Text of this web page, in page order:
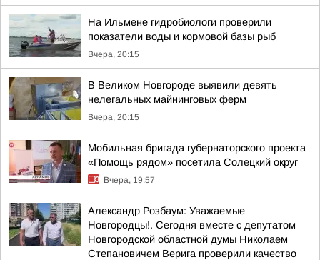
На Ильмене гидробиологи проверили
показатели воды и кормовой базы рыб
Вчера, 20:15
В Великом Новгороде выявили девять
нелегальных майнинговых ферм
Вчера, 20:15
Мобильная бригада губернаторского проекта
«Помощь рядом» посетила Солецкий округ
Вчера, 19:57
Александр Розбаум: Уважаемые
Новгородцы!. Сегодня вместе с депутатом
Новгородской областной думы Николаем
Степановичем Верига проверили качество